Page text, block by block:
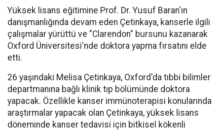
Yüksek lisans eğitimine Prof. Dr. Yusuf Baran'ın
danışmanlığında devam eden Çetinkaya, kanserle ilgili
çalışmalar yürüttü ve "Clarendon" bursunu kazanarak
Oxford Üniversitesi'nde doktora yapma fırsatını elde
etti.
26 yaşındaki Melisa Çetinkaya, Oxford'da tıbbi bilimler
departmanına bağlı klinik tıp bölümünde doktora
yapacak. Özellikle kanser immünoterapisi konularında
araştırmalar yapacak olan Çetinkaya, yüksek lisans
döneminde kanser tedavisi için bitkisel kökenli